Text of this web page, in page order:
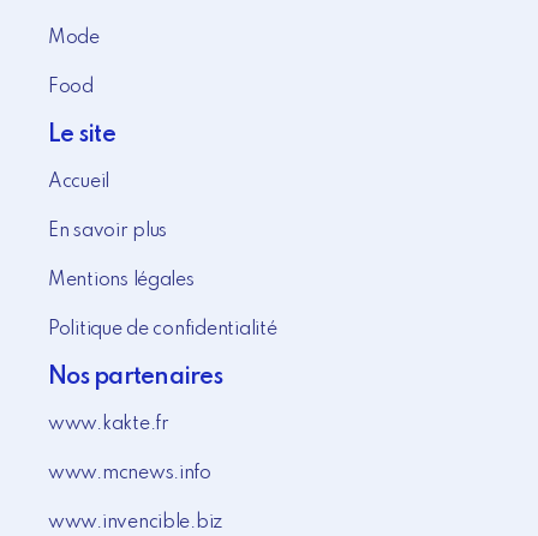
Mode
Food
Le site
Accueil
En savoir plus
Mentions légales
Politique de confidentialité
Nos partenaires
www.kakte.fr
www.mcnews.info
www.invencible.biz